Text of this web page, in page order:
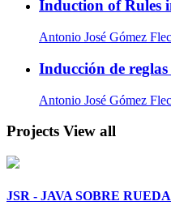
Induction of Rules
Antonio José Gómez
Inducción de reglas
Antonio José Gómez
Projects View all
JSR - JAVA SOBRE